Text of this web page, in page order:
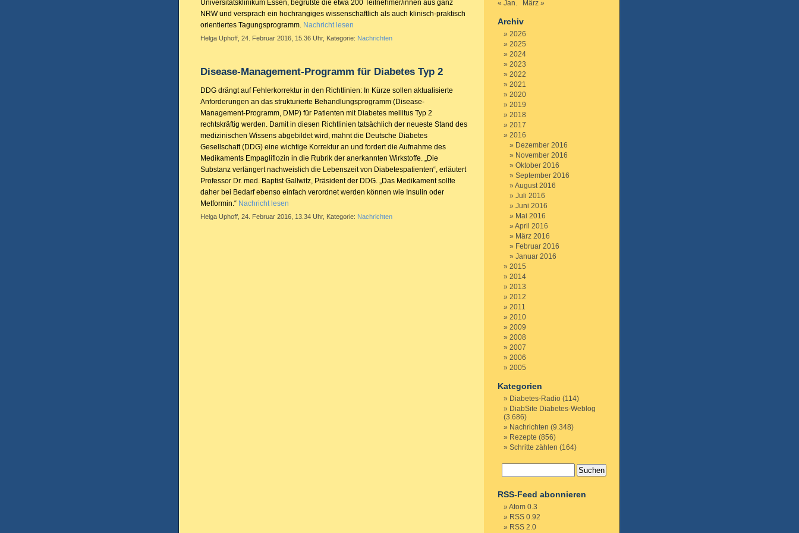
Universitätsklinikum Essen, begrüßte die etwa 200 Teilnehmer/innen aus ganz
NRW und versprach ein hochrangiges wissenschaftlich als auch klinisch-praktisch
orientiertes Tagungsprogramm. Nachricht lesen
Helga Uphoff, 24. Februar 2016, 15.36 Uhr, Kategorie: Nachrichten
Disease-Management-Programm für Diabetes Typ 2
DDG drängt auf Fehlerkorrektur in den Richtlinien: In Kürze sollen aktualisierte
Anforderungen an das strukturierte Behandlungsprogramm (Disease-
Management-Programm, DMP) für Patienten mit Diabetes mellitus Typ 2
rechtskräftig werden. Damit in diesen Richtlinien tatsächlich der neueste Stand des
medizinischen Wissens abgebildet wird, mahnt die Deutsche Diabetes
Gesellschaft (DDG) eine wichtige Korrektur an und fordert die Aufnahme des
Medikaments Empagliflozin in die Rubrik der anerkannten Wirkstoffe. „Die
Substanz verlängert nachweislich die Lebenszeit von Diabetespatienten“, erläutert
Professor Dr. med. Baptist Gallwitz, Präsident der DDG. „Das Medikament sollte
daher bei Bedarf ebenso einfach verordnet werden können wie Insulin oder
Metformin.“ Nachricht lesen
Helga Uphoff, 24. Februar 2016, 13.34 Uhr, Kategorie: Nachrichten
« Jan. März »
Archiv
2026
2025
2024
2023
2022
2021
2020
2019
2018
2017
2016
Dezember 2016
November 2016
Oktober 2016
September 2016
August 2016
Juli 2016
Juni 2016
Mai 2016
April 2016
März 2016
Februar 2016
Januar 2016
2015
2014
2013
2012
2011
2010
2009
2008
2007
2006
2005
Kategorien
Diabetes-Radio (114)
DiabSite Diabetes-Weblog
(3.686)
Nachrichten (9.348)
Rezepte (856)
Schritte zählen (164)
RSS-Feed abonnieren
Atom 0.3
RSS 0.92
RSS 2.0